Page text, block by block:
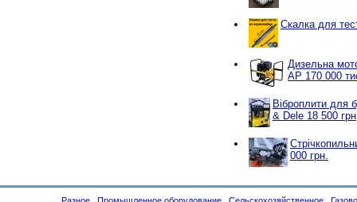
Скалка для
Дизельна
AP 170 000
Віброплити для
& Dele 18 500 грн
000 грн.